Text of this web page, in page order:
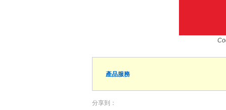
產品服務
分享到：